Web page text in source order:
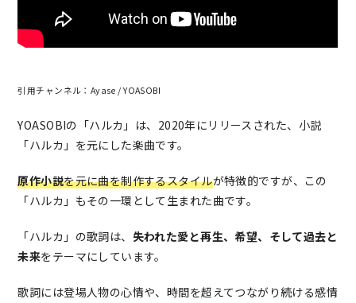
引用チャンネル：Ayase / YOASOBI
YOASOBIの「ハルカ」は、2020年にリリースされた、小説
「ハルカ」を元にした楽曲です。
原作小説を元に曲を制作するスタイルが特徴的ですが、この
「ハルカ」もその一環として生まれた曲です。
「ハルカ」の歌詞は、 失われた愛と再生、希望、そして過去と
未来をテーマにしています。
歌詞には登場人物の心情や、時間を超えてつながり続ける感情